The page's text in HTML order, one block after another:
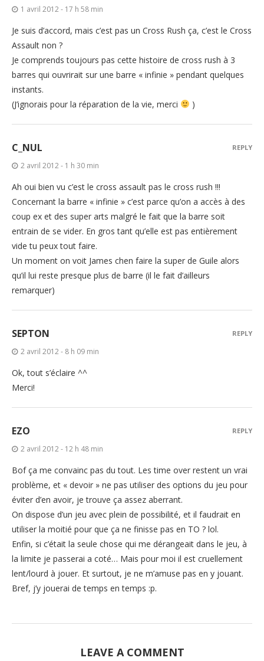
1 avril 2012 - 17 h 58 min
Je suis d’accord, mais c’est pas un Cross Rush ça, c’est le Cross
Assault non ?
Je comprends toujours pas cette histoire de cross rush à 3
barres qui ouvrirait sur une barre « infinie » pendant quelques
instants.
(J’ignorais pour la réparation de la vie, merci
)
C_NUL
2 avril 2012 - 1 h 30 min
Ah oui bien vu c’est le cross assault pas le cross rush !!!
Concernant la barre « infinie » c’est parce qu’on a accès à des
coup ex et des super arts malgré le fait que la barre soit
entrain de se vider. En gros tant qu’elle est pas entièrement
vide tu peux tout faire.
Un moment on voit James chen faire la super de Guile alors
qu’il lui reste presque plus de barre (il le fait d’ailleurs
remarquer)
REPLY
SEPTON
2 avril 2012 - 8 h 09 min
Ok, tout s’éclaire ^^
Merci!
REPLY
EZO
2 avril 2012 - 12 h 48 min
Bof ça me convainc pas du tout. Les time over restent un vrai
problème, et « devoir » ne pas utiliser des options du jeu pour
éviter d’en avoir, je trouve ça assez aberrant.
On dispose d’un jeu avec plein de possibilité, et il faudrait en
utiliser la moitié pour que ça ne finisse pas en TO ? lol.
Enfin, si c’était la seule chose qui me dérangeait dans le jeu, à
la limite je passerai a coté… Mais pour moi il est cruellement
lent/lourd à jouer. Et surtout, je ne m’amuse pas en y jouant.
Bref, j’y jouerai de temps en temps :p.
REPLY
LEAVE A COMMENT